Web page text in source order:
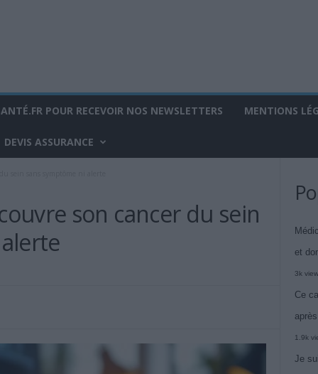
POUR RECEVOIR NOS NEWSLETTERS MENTIONS
DEVIS ASSURANCE
son cancer du sein
et
3k
Ce
1.9k
Je